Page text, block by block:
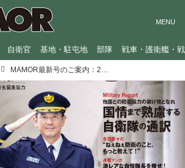
自衛官 基地・駐屯地 部隊 戦車・護衛艦・